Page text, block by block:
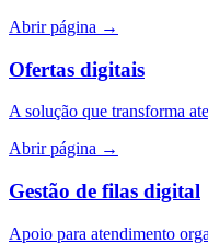
Abrir página →
Ofertas digitais
A solução que transforma
Abrir página →
Gestão de filas digital
Apoio para atendimento